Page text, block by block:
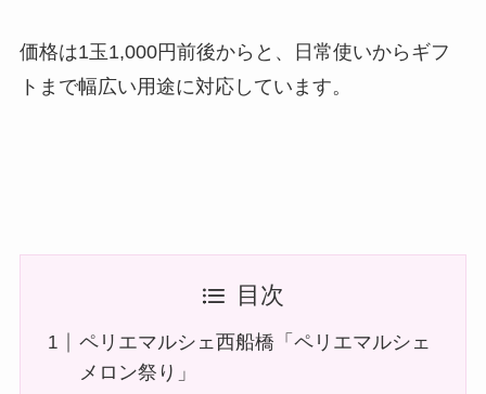
価格は1玉1,000円前後からと、日常使いからギフ
トまで幅広い用途に対応しています。
目次
ペリエマルシェ西船橋「ペリエマルシェ
メロン祭り」